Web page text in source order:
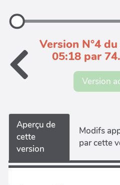
Version N°4
05:18 par
Version
Aperçu de
cette
version
Modifs
par cette